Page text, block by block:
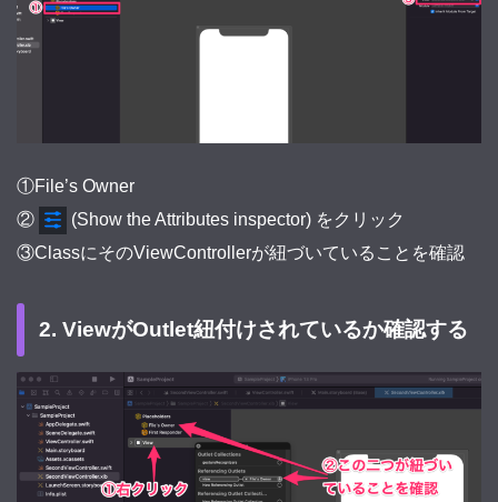
①File’s Owner
②
(Show the Attributes inspector) をクリック
③ClassにそのViewControllerが紐づいていることを確認
2. ViewがOutlet紐付けされているか確認する